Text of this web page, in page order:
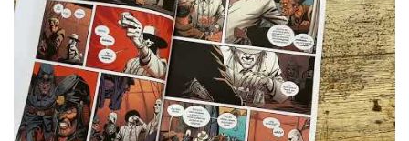
ÚLTIMO NÚMERO PUBLICADO